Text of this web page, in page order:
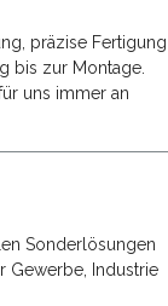
präzise Fertigung
bis zur Montage.
uns immer an
Sonderlösungen
Gewerbe, Industrie